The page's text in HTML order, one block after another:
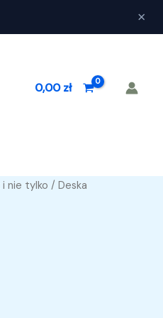
0,00zł
nie tylko / Deska
×